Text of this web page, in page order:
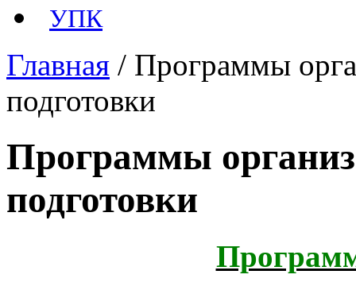
УПК
Главная / Программы
подготовки
Программы
подготовки